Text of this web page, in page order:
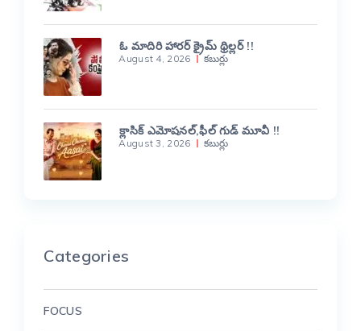
ఓ మాదిరి హారర్ క్రైమ్ థ్రిల్లర్ !!
August 4, 2026 కబుర్లు
క్లాసిక్ ఎమోషనల్,ఫీల్ గుడ్ మూవీ !!
August 3, 2026 కబుర్లు
Categories
FOCUS